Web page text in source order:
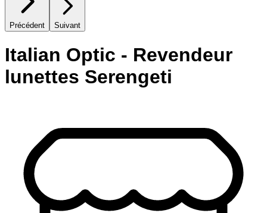
Précédent Suivant
Italian Optic - Revendeur
lunettes Serengeti